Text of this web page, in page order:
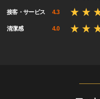
接客・サービス 4.3
清潔感 4.0